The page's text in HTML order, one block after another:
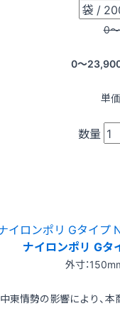
0
0〜
単価
数量
ナイロンポリ G
外寸：
東情勢の影響により、